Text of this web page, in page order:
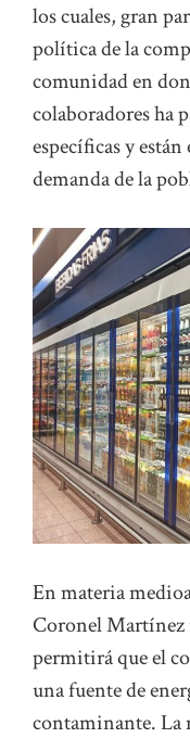
los cuales, gran
política de la
comunidad en
colaboradores ha
específicas y
demanda de la
En materia
Coronel Martínez
permitirá que el
una fuente de
contaminante. La